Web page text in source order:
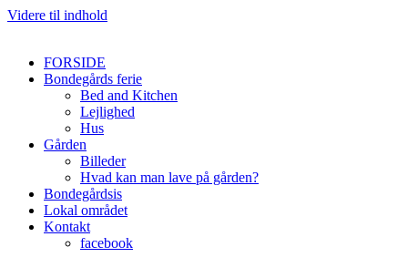
Videre til indhold
FORSIDE
Bondegårds ferie
Bed and Kitchen
Lejlighed
Hus
Gården
Billeder
Hvad kan man lave på gården?
Bondegårdsis
Lokal området
Kontakt
facebook